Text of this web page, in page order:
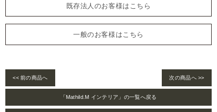
既存法人のお客様はこちら
一般のお客様はこちら
<< 前の商品へ 次の商品へ >>
「Mathild.M インテリア」の一覧へ戻る